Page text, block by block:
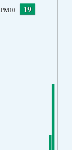
PM10 19